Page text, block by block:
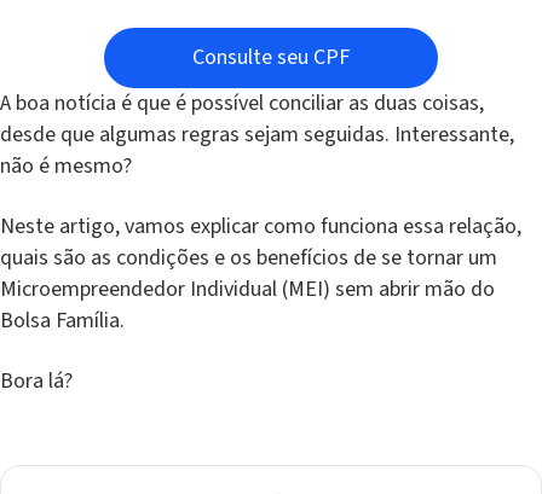
Consulte seu CPF
A boa notícia é que é possível conciliar as duas coisas,
desde que algumas regras sejam seguidas. Interessante,
não é mesmo?
Neste artigo, vamos explicar como funciona essa relação,
quais são as condições e os benefícios de se tornar um
Microempreendedor Individual (MEI) sem abrir mão do
Bolsa Família.
Bora lá?